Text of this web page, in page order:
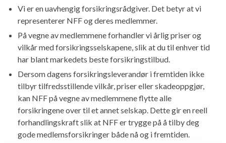
Vi er en uavhengig forsikringsrådgiver. Det betyr at vi
representerer NFF og deres medlemmer.
På vegne av medlemmene forhandler vi årlig priser og
vilkår med forsikringsselskapene, slik at du til enhver tid
har blant markedets beste forsikringstilbud.
Dersom dagens forsikringsleverandør i fremtiden ikke
tilbyr tilfredsstillende vilkår, priser eller skadeoppgjør,
kan NFF på vegne av medlemmene flytte alle
forsikringene over til et annet selskap. Dette gir en reell
forhandlingskraft slik at NFF er trygge på å tilby deg
gode medlemsforsikringer både nå og i fremtiden.